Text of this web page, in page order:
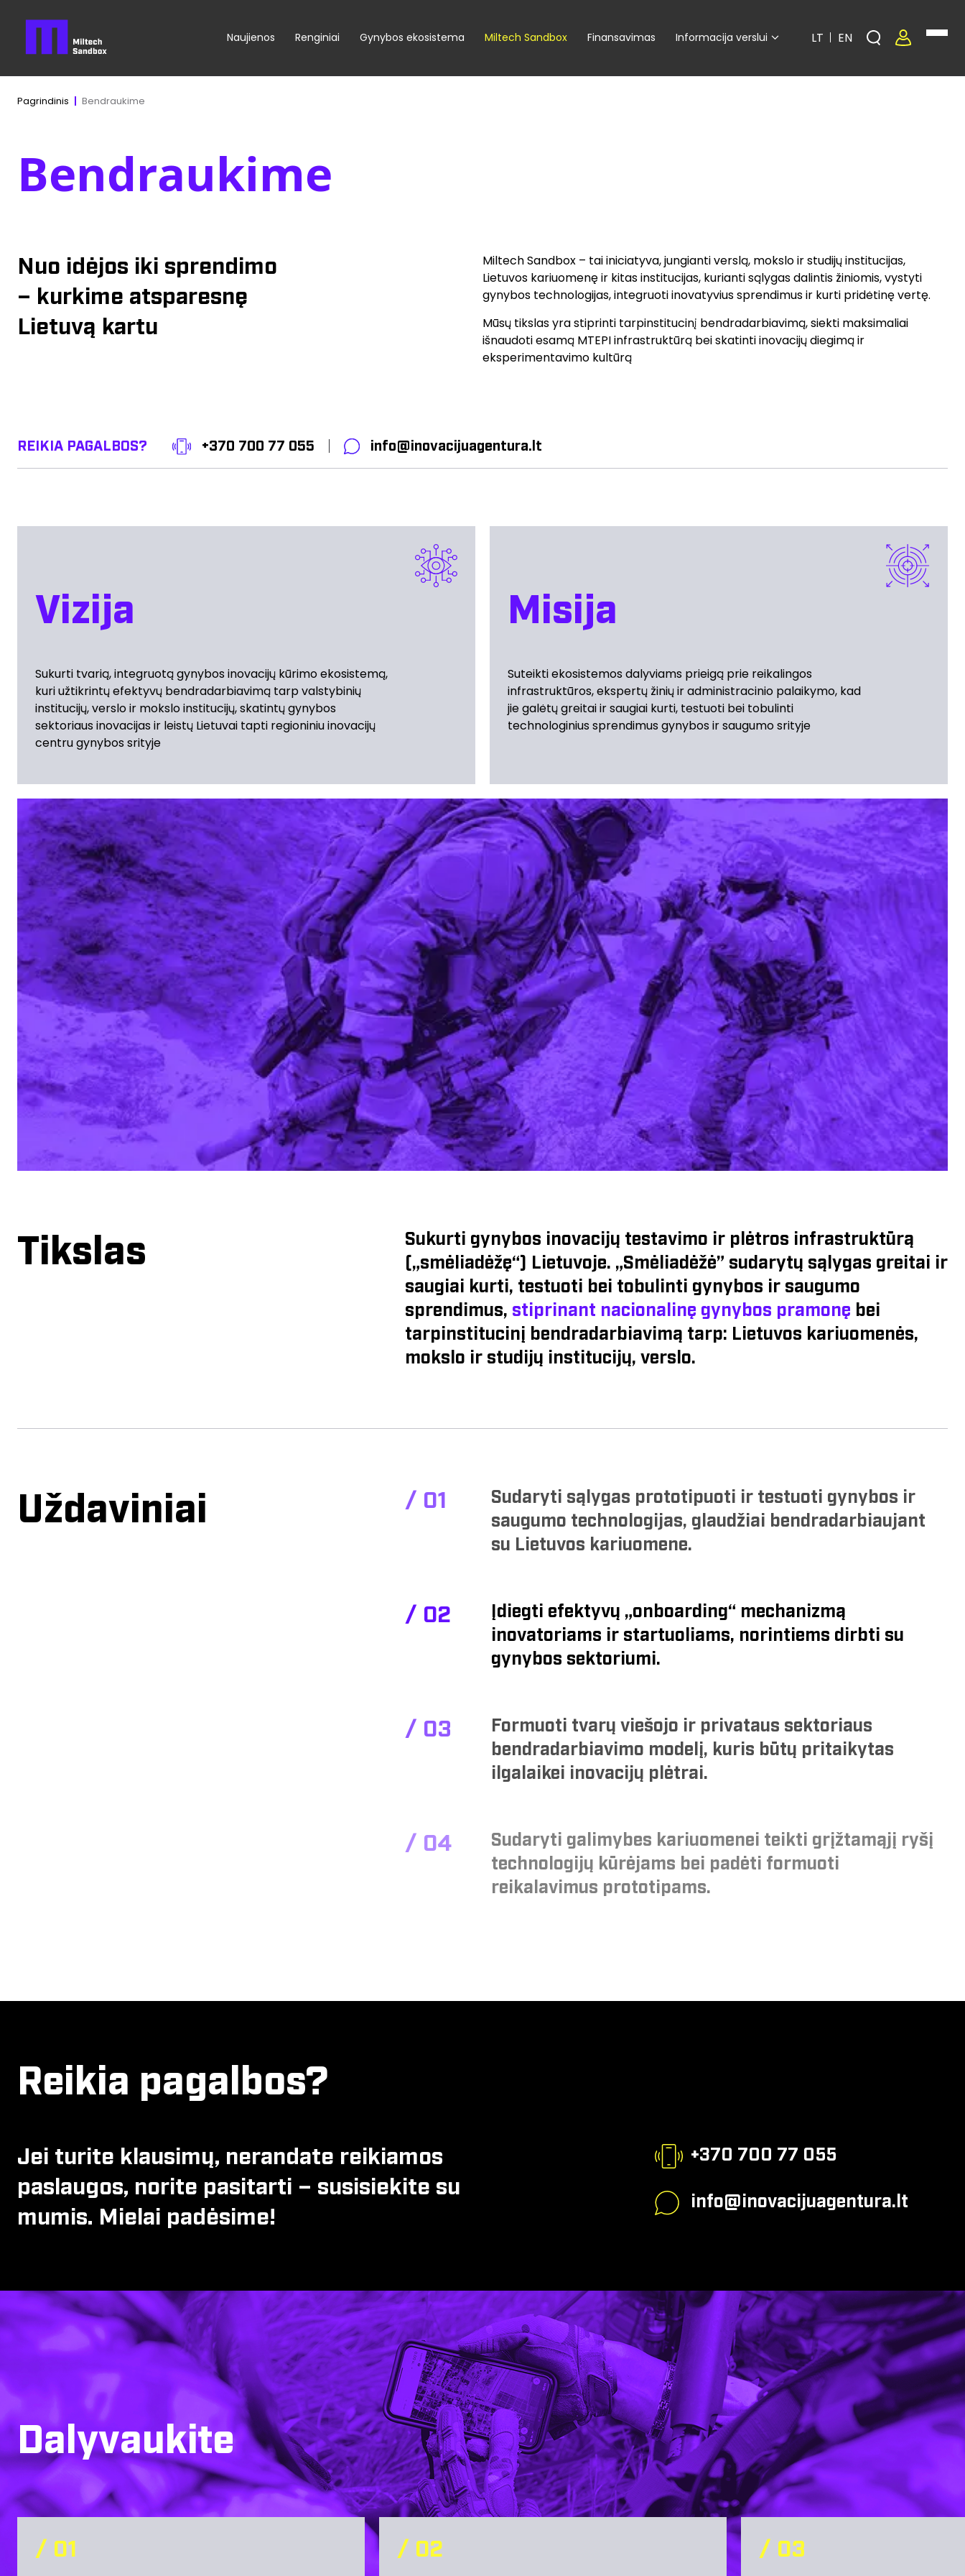
Naujienos Renginiai Gynybos ekosistema Miltech Sandbox Finansavimas Informacija verslui LT EN
Pagrindinis Bendraukime
Bendraukime
Nuo idėjos iki sprendimo
– kurkime atsparesnę
Lietuvą kartu
Miltech Sandbox – tai iniciatyva, jungianti verslą, mokslo ir studijų institucijas,
Lietuvos kariuomenę ir kitas institucijas, kurianti sąlygas dalintis žiniomis, vystyti
gynybos technologijas, integruoti inovatyvius sprendimus ir kurti pridėtinę vertę.
Mūsų tikslas yra stiprinti tarpinstitucinį bendradarbiavimą, siekti maksimaliai
išnaudoti esamą MTEPI infrastruktūrą bei skatinti inovacijų diegimą ir
eksperimentavimo kultūrą
REIKIA PAGALBOS? +370 700 77 055 info@inovacijuagentura.lt
Vizija
Sukurti tvarią, integruotą gynybos inovacijų kūrimo ekosistemą,
kuri užtikrintų efektyvų bendradarbiavimą tarp valstybinių
institucijų, verslo ir mokslo institucijų, skatintų gynybos
sektoriaus inovacijas ir leistų Lietuvai tapti regioniniu inovacijų
centru gynybos srityje
Misija
Suteikti ekosistemos dalyviams prieigą prie reikalingos
infrastruktūros, ekspertų žinių ir administracinio palaikymo, kad
jie galėtų greitai ir saugiai kurti, testuoti bei tobulinti
technologinius sprendimus gynybos ir saugumo srityje
Tikslas
Sukurti gynybos inovacijų testavimo ir plėtros infrastruktūrą
(„smėliadėžę“) Lietuvoje. „Smėliadėžė” sudarytų sąlygas greitai ir
saugiai kurti, testuoti bei tobulinti gynybos ir saugumo
sprendimus, stiprinant nacionalinę gynybos pramonę bei
tarpinstitucinį bendradarbiavimą tarp: Lietuvos kariuomenės,
mokslo ir studijų institucijų, verslo.
Uždaviniai / 01
Sudaryti sąlygas prototipuoti ir testuoti gynybos ir
saugumo technologijas, glaudžiai bendradarbiaujant
su Lietuvos kariuomene.
/ 02
Įdiegti efektyvų „onboarding“ mechanizmą
inovatoriams ir startuoliams, norintiems dirbti su
gynybos sektoriumi.
/ 03
Formuoti tvarų viešojo ir privataus sektoriaus
bendradarbiavimo modelį, kuris būtų pritaikytas
ilgalaikei inovacijų plėtrai.
/ 04
Sudaryti galimybes kariuomenei teikti grįžtamąjį ryšį
technologijų kūrėjams bei padėti formuoti
reikalavimus prototipams.
Reikia pagalbos?
Jei turite klausimų, nerandate reikiamos
paslaugos, norite pasitarti – susisiekite su
mumis. Mielai padėsime!
+370 700 77 055
info@inovacijuagentura.lt
Dalyvaukite
/ 01 / 02 / 03